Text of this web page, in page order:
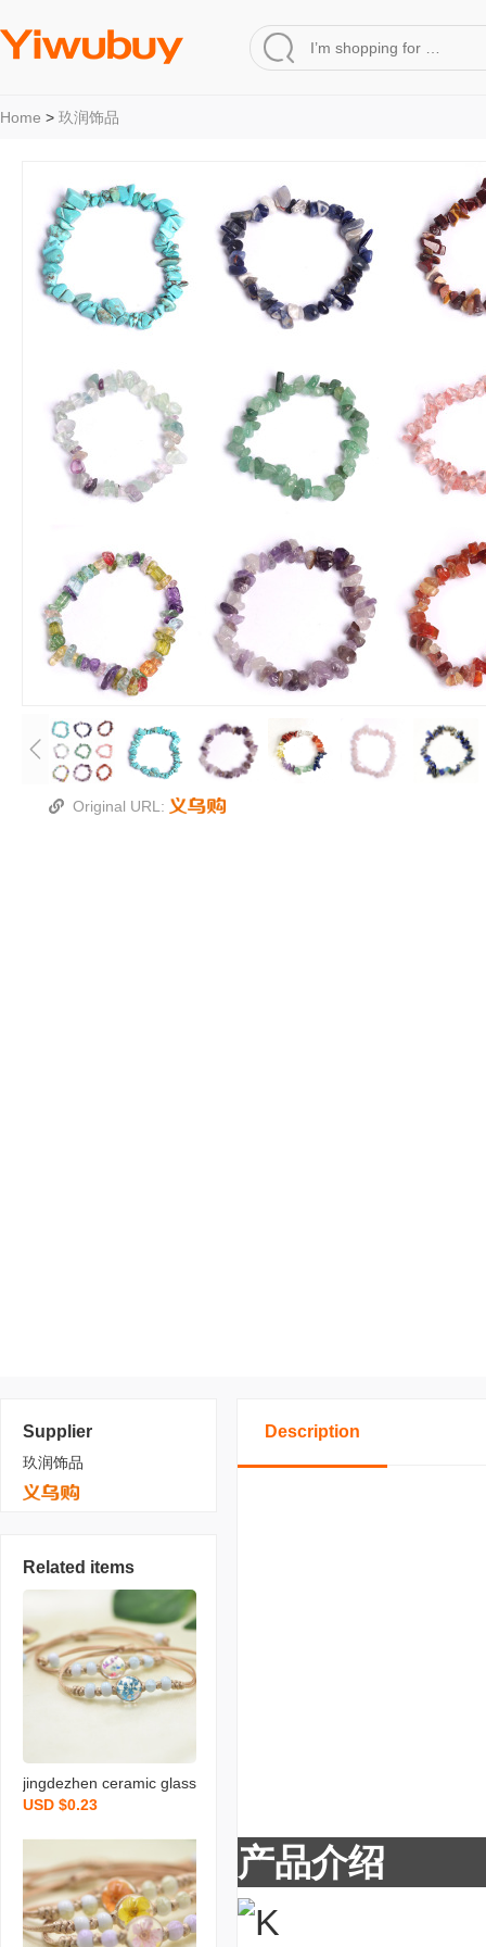
Home > 玖润饰品
Original URL:
Supplier
玖润饰品
Related items
jingdezhen ceramic glass
ball dried flower plant rea
um blossom peach bloss
om narcissus simple fem
ale student
USD $0.23
Description
产品介绍